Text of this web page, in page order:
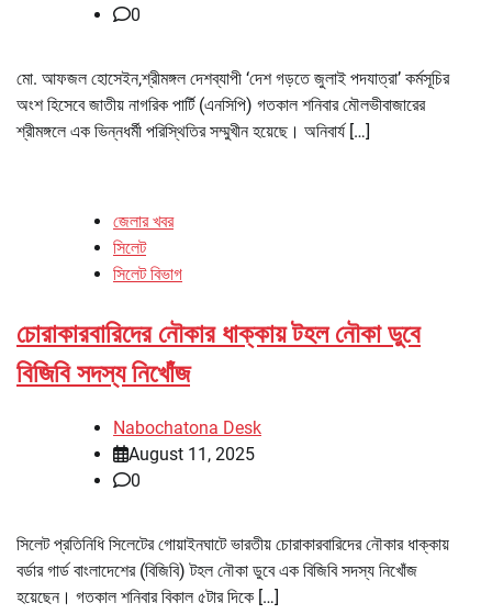
0
মো. আফজল হোসেইন,শ্রীমঙ্গল দেশব্যাপী ‘দেশ গড়তে জুলাই পদযাত্রা’ কর্মসূচির
অংশ হিসেবে জাতীয় নাগরিক পার্টি (এনসিপি) গতকাল শনিবার মৌলভীবাজারের
শ্রীমঙ্গলে এক ভিন্নধর্মী পরিস্থিতির সম্মুখীন হয়েছে। অনিবার্য […]
জেলার খবর
সিলেট
সিলেট বিভাগ
চোরাকারবারিদের নৌকার ধাক্কায় টহল নৌকা ডুবে
বিজিবি সদস্য নিখোঁজ
Nabochatona Desk
August 11, 2025
0
সিলেট প্রতিনিধি সিলেটের গোয়াইনঘাটে ভারতীয় চোরাকারবারিদের নৌকার ধাক্কায়
বর্ডার গার্ড বাংলাদেশের (বিজিবি) টহল নৌকা ডুবে এক বিজিবি সদস্য নিখোঁজ
হয়েছেন। গতকাল শনিবার বিকাল ৫টার দিকে […]